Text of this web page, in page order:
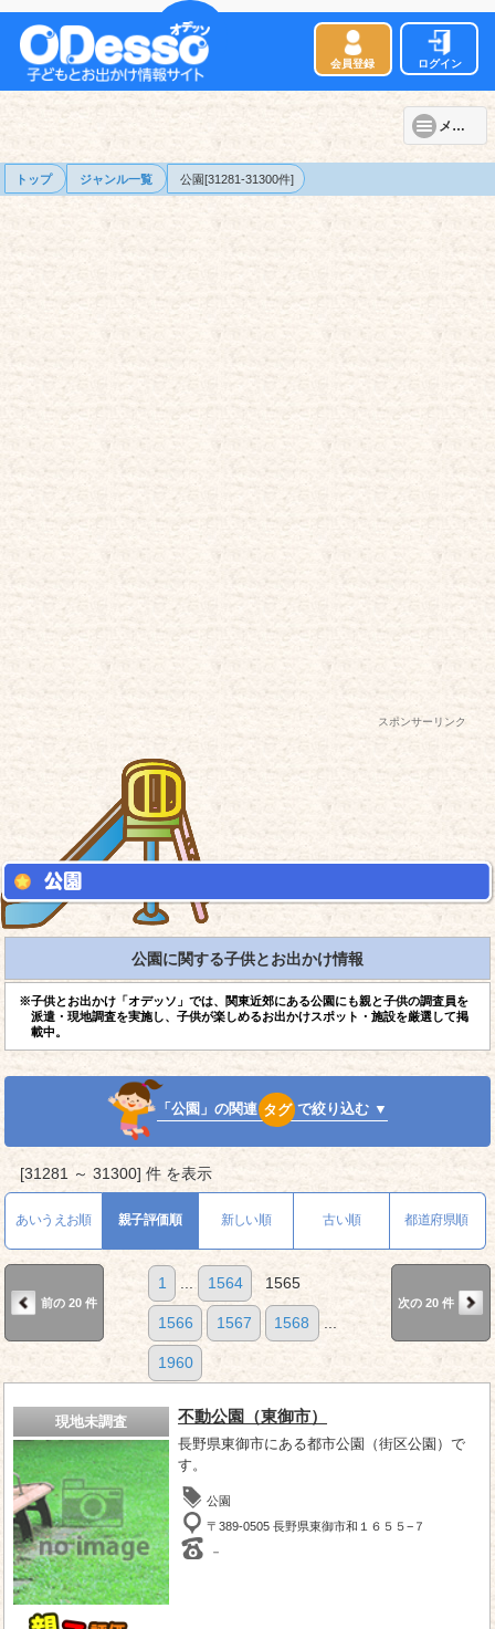
会員登録 ログイン
メニュー
トップ ジャンル一覧 公園[31281-31300件]
スポンサーリンク
公園に関する子供とお出かけ情報
※子供とお出かけ「オデッソ」では、関東近郊にある公園にも親と子供の調査員を
派遣・現地調査を実施し、子供が楽しめるお出かけスポット・施設を厳選して掲
載中。
「公園」の関連 タグ で絞り込む ▼
[31281 ～ 31300] 件 を表示
あいうえお順 親子評価順 新しい順 古い順 都道府県順
前の 20 件
1 ... 1564 1565
1566 1567 1568 ...
1960
次の 20 件
現地未調査 不動公園（東御市）
長野県東御市にある都市公園（街区公園）で
す。
公園
〒389-0505 長野県東御市和１６５５−７
－